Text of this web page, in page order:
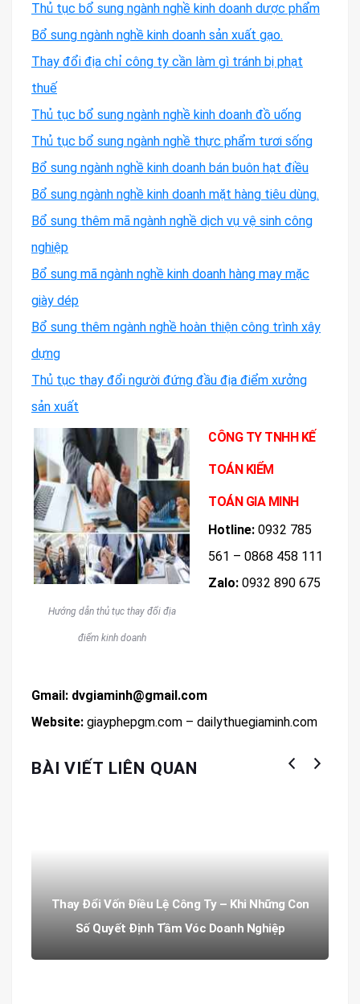
Thủ tục bổ sung ngành nghề kinh doanh dược phẩm
Bổ sung ngành nghề kinh doanh sản xuất gạo.
Thay đổi địa chỉ công ty cần làm gì tránh bị phạt
thuế
Thủ tục bổ sung ngành nghề kinh doanh đồ uống
Thủ tục bổ sung ngành nghề thực phẩm tươi sống
Bổ sung ngành nghề kinh doanh bán buôn hạt điều
Bổ sung ngành nghề kinh doanh mặt hàng tiêu dùng.
Bổ sung thêm mã ngành nghề dịch vụ vệ sinh công
nghiệp
Bổ sung mã ngành nghề kinh doanh hàng may mặc
giày dép
Bổ sung thêm ngành nghề hoàn thiện công trình xây
dựng
Thủ tục thay đổi người đứng đầu địa điểm xưởng
sản xuất
Hướng dẫn thủ tục thay đổi địa
điểm kinh doanh
CÔNG TY TNHH KẾ
TOÁN KIỂM
TOÁN GIA MINH
Hotline: 0932 785
561 – 0868 458 111
Zalo: 0932 890 675
Gmail: dvgiaminh@gmail.com
Website: giayphepgm.com – dailythuegiaminh.com
BÀI VIẾT LIÊN QUAN
Thay Đổi Vốn Điều Lệ Công Ty – Khi Những Con
Số Quyết Định Tầm Vóc Doanh Nghiệp